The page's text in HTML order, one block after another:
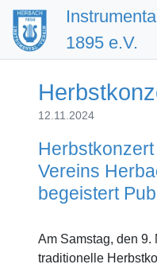
1895 e.V.
12.11.2024
Vereins
begeistert
Am Samstag, den 9.
traditionelle